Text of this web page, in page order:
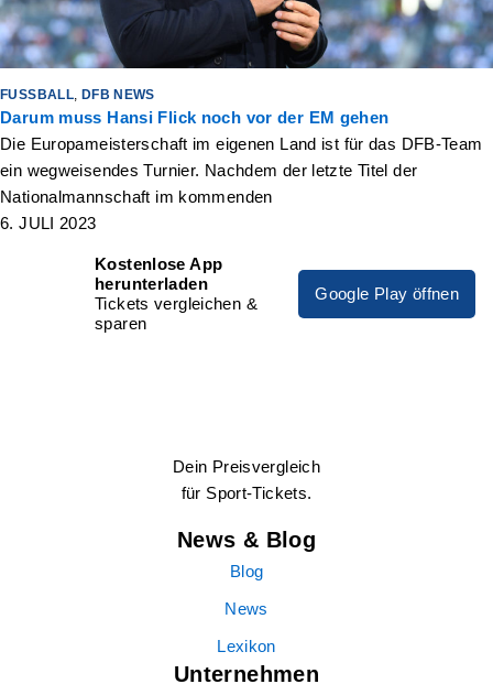
FUSSBALL , DFB NEWS
Darum muss Hansi Flick noch vor der EM gehen
Die Europameisterschaft im eigenen Land ist für das DFB-Team
ein wegweisendes Turnier. Nachdem der letzte Titel der
Nationalmannschaft im kommenden
6. JULI 2023
Kostenlose App
herunterladen
Tickets vergleichen &
sparen
Google Play öffnen
Dein Preisvergleich
für Sport-Tickets.
News & Blog
Blog
News
Lexikon
Unternehmen